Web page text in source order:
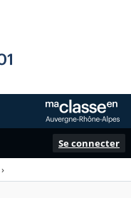
Se connecter
›